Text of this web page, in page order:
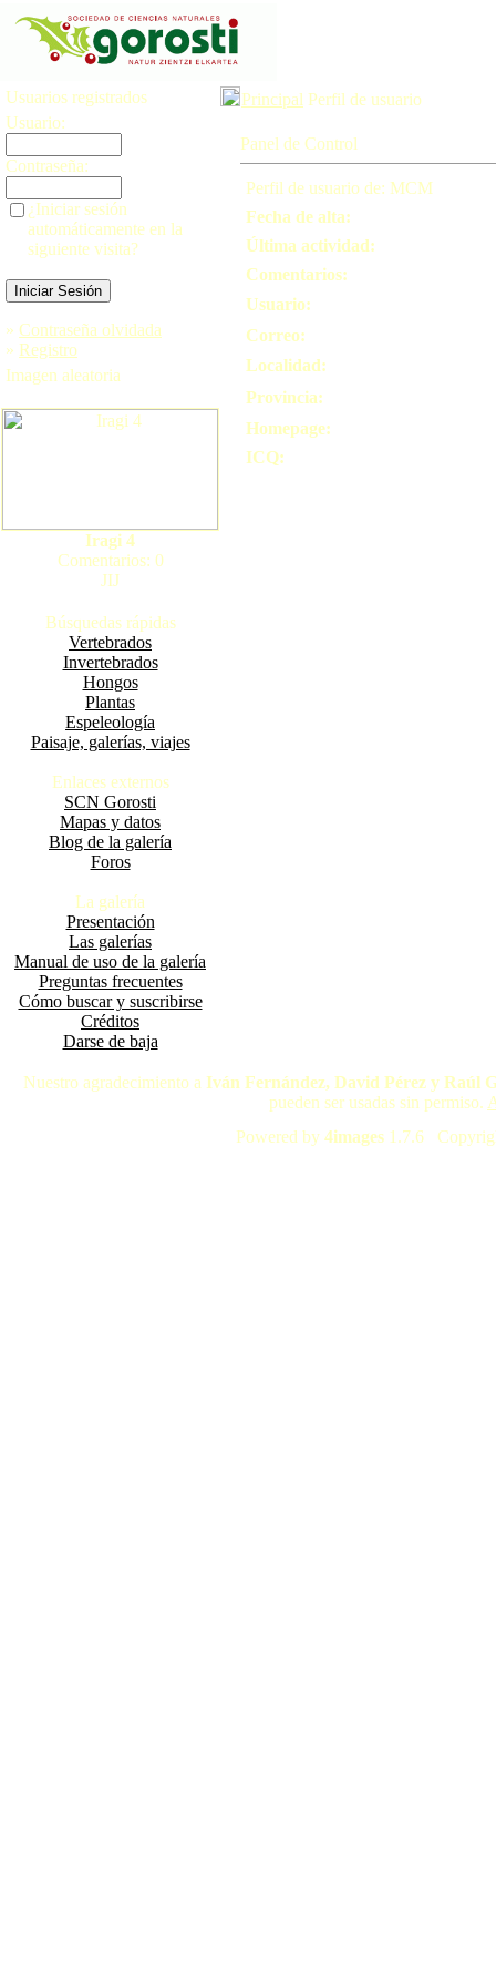
Usuarios registrados
Usuario:
Contraseña:
¿Iniciar sesión
automáticamente en la
siguiente visita?
» Contraseña olvidada
» Registro
Imagen aleatoria
Iragi 4
Comentarios: 0
JIJ
Búsquedas rápidas
Vertebrados
Invertebrados
Hongos
Plantas
Espeleología
Paisaje, galerías, viajes
Enlaces externos
SCN Gorosti
Mapas y datos
Blog de la galería
Foros
La galería
Presentación
Las galerías
Manual de uso de la galería
Preguntas frecuentes
Cómo buscar y suscribirse
Créditos
Darse de baja
Principal Perfil de usuario
Panel de Control
Perfil de usuario de: MCM
Fecha de alta:
Última actividad:
Comentarios:
Usuario:
Correo:
Localidad:
Provincia:
Homepage:
ICQ:
Nuestro agradecimiento a Iván Fernández, David Pérez y Raúl
pueden ser usadas sin permiso.
Powered by 4images 1.7.6